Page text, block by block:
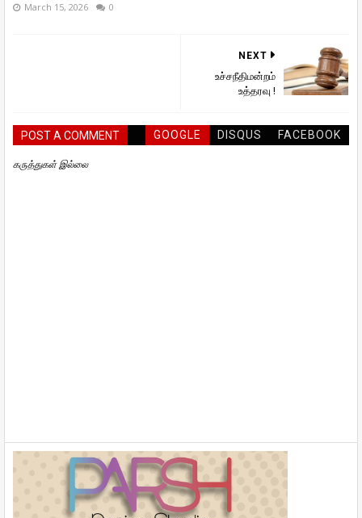
March 15, 2026 0
NEXT
உச்சநீதிமன்றம்
உத்தரவு !
POST A COMMENT GOOGLE DISQUS FACEBOOK
கருத்துகள் இல்லை